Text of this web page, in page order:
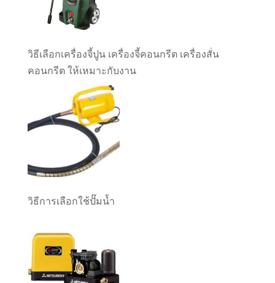
วิธีเลือกเครื่องจี้ปูน เครื่องจี้คอนกรีต เครื่องสั่น
คอนกรีต ให้เหมาะกับงาน
วิธีการเลือกใช้ปั๊มน้ำ